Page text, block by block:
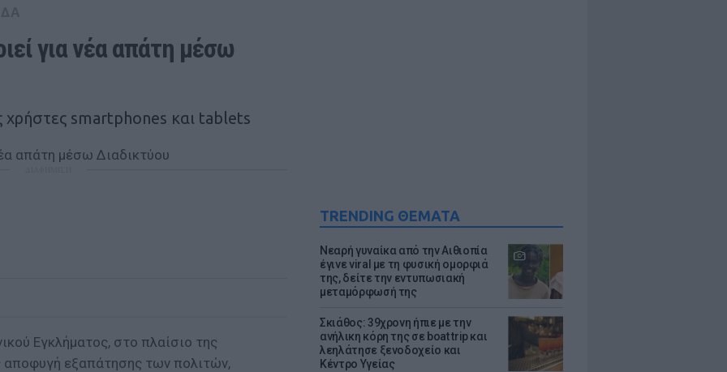
TRENDING ΘΕΜΑΤΑ
Νεαρή γυναίκα από την Αιθιοπία
έγινε viral με τη φυσική ομορφιά
της, δείτε την εντυπωσιακή
μεταμόρφωσή της
Σκιάθος: 39χρονη ήπιε με την
ανήλικη κόρη της σε boat trip και
λεηλάτησε ξενοδοχείο και
Κέντρο Υγείας
για νέα απάτη μέσω
smartphones και tablets
Εγκλήματος, στο πλαίσιο της
αποφυγή εξαπάτησης των πολιτών,